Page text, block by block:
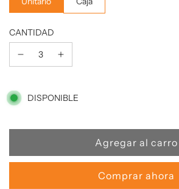
CANTIDAD
DISPONIBLE
C
a
g
Agregar al carro
Comprar ahora